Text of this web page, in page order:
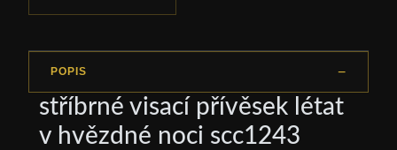
POPIS
stříbrné visací přívěsek létat
v hvězdné noci scc1243